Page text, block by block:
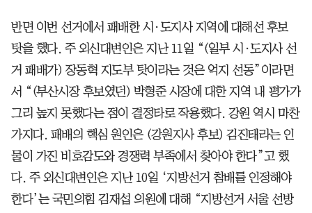
반면 이번 선거에서 패배한 시·도지사 지역에 대해선 후보
탓을 했다. 주 외신대변인은 지난 11일 “(일부 시·도지사 선
거 패배가) 장동혁 지도부 탓이라는 것은 억지 선동”이라면
서 “(부산시장 후보였던) 박형준 시장에 대한 지역 내 평가가
그리 높지 못했다는 점이 결정타로 작용했다. 강원 역시 마찬
가지다. 패배의 핵심 원인은 (강원지사 후보) 김진태라는 인
물이 가진 비호감도와 경쟁력 부족에서 찾아야 한다”고 했
다. 주 외신대변인은 지난 10일 ‘지방선거 참배를 인정해야
한다’는 국민의힘 김재섭 의원에 대해 “지방선거 서울 선방